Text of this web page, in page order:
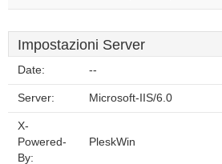
Impostazioni Server
Date: --
Server: Microsoft-IIS/6.0
X-
Powered-
By:
PleskWin